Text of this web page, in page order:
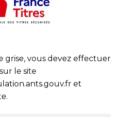
grise, vous devez effectuer
le site
et